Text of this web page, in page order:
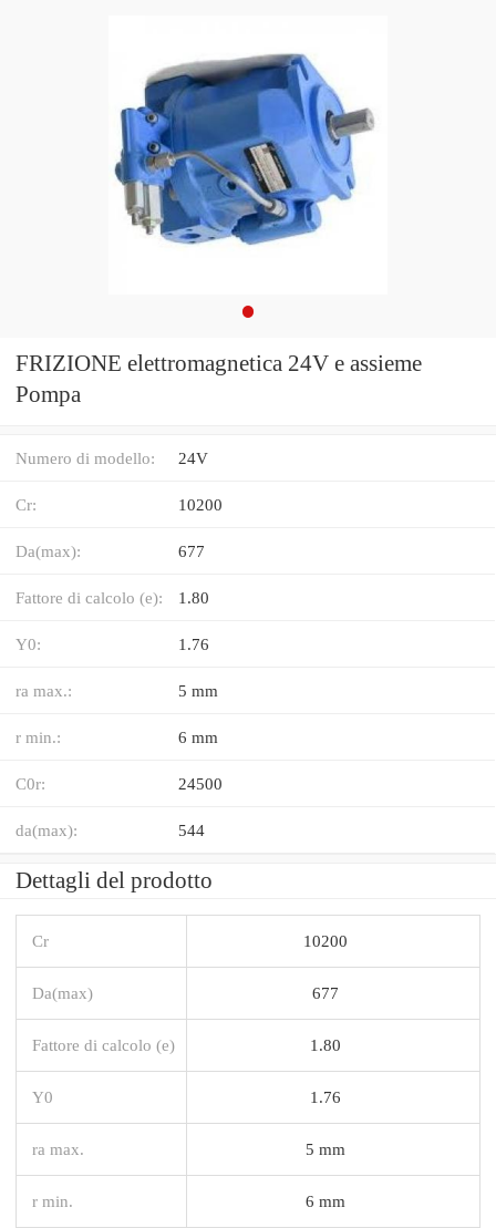
FRIZIONE elettromagnetica 24V e assieme
Pompa
Numero di modello: 24V
Cr: 10200
Da(max): 677
Fattore di calcolo (e): 1.80
Y0: 1.76
ra max.: 5 mm
r min.: 6 mm
C0r: 24500
da(max): 544
Dettagli del prodotto
Cr 10200
Da(max) 677
Fattore di calcolo (e) 1.80
Y0 1.76
ra max. 5 mm
r min. 6 mm